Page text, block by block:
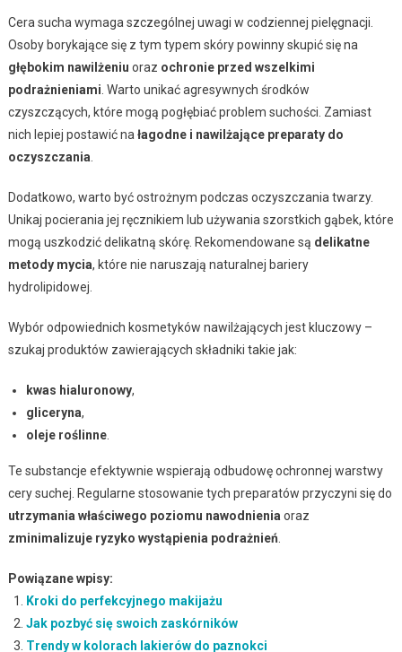
Cera sucha wymaga szczególnej uwagi w codziennej pielęgnacji.
Osoby borykające się z tym typem skóry powinny skupić się na
głębokim nawilżeniu oraz ochronie przed wszelkimi
podrażnieniami . Warto unikać agresywnych środków
czyszczących, które mogą pogłębiać problem suchości. Zamiast
nich lepiej postawić na łagodne i nawilżające preparaty do
oczyszczania
Dodatkowo, warto być ostrożnym podczas oczyszczania twarzy.
Unikaj pocierania jej ręcznikiem lub używania szorstkich gąbek, które
mogą uszkodzić delikatną skórę. Rekomendowane są delikatne
metody mycia, które nie naruszają naturalnej bariery
hydrolipidowej.
Wybór odpowiednich kosmetyków nawilżających jest kluczowy –
szukaj produktów zawierających składniki takie jak:
kwas hialuronowy,
gliceryna,
oleje roślinne.
Te substancje efektywnie wspierają odbudowę ochronnej warstwy
cery suchej. Regularne stosowanie tych preparatów przyczyni się do
utrzymania właściwego poziomu nawodnienia oraz
zminimalizuje ryzyko wystąpienia podrażnień
Powiązane wpisy:
Kroki do perfekcyjnego makijażu
Jak pozbyć się swoich zaskórników
Trendy w kolorach lakierów do paznokci